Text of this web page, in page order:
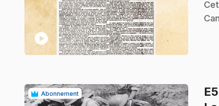
play_circle
.
Abonnement E5